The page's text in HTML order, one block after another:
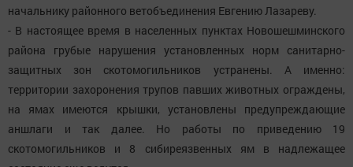
начальнику районного ветобъединения Евгению Лазареву.
- В настоящее время в населенных пунктах Новошешминского
района грубые нарушения установленных норм санитарно-
защитных зон скотомогильников устранены. А именно:
территории захоронения трупов павших животных ограждены,
на ямах имеются крышки, установлены предупреждающие
аншлаги и так далее. Но работы по приведению 19
скотомогильников и 8 сибиреязвенных ям в надлежащее